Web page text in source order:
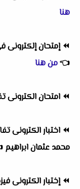
هنا
⏪إمتحان إلكترونى
👈من هنا
⏪ امتحان الكترونى
⏪ اختبار الكترونى
محمد عثمان ابراهيم
⏪إختبار الكترونى